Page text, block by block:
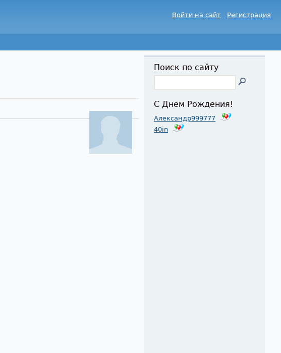
Войти на сайт Регистрация
Поиск по сайту
С Днем Рождения!
Александр999777
40in